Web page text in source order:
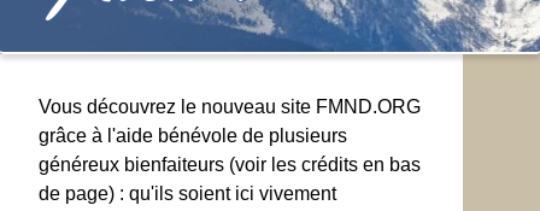
Vous découvrez le nouveau site FMND.ORG
grâce à l'aide bénévole de plusieurs
généreux bienfaiteurs (voir les crédits en bas
de page) : qu'ils soient ici vivement